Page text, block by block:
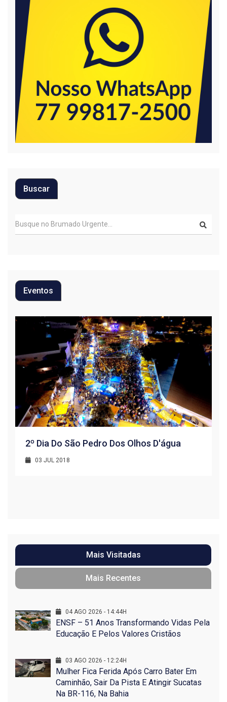
Buscar
Eventos
2º Dia Do São Pedro Dos Olhos D'água
03 JUL 2018
Mais Visitadas
Mais Recentes
04 AGO 2026 - 14:44H
ENSF – 51 Anos Transformando Vidas Pela
Educação E Pelos Valores Cristãos
03 AGO 2026 - 12:24H
Mulher Fica Ferida Após Carro Bater Em
Caminhão, Sair Da Pista E Atingir Sucatas
Na BR-116, Na Bahia